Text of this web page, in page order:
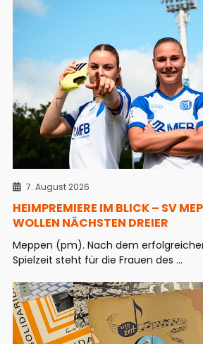
7. August 2026
HEIMPREMIERE IM BLICK – SV
WOLLEN NÄCHSTEN DREIER
Meppen (pm). Nach dem
Spielzeit steht für die Frauen des ...